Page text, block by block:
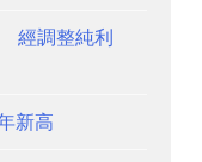
經調整純利
新高